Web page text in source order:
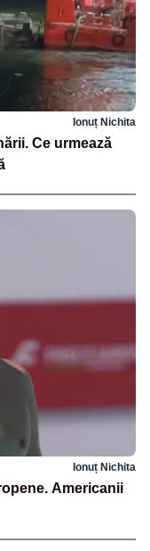
Ionuț Nichita
Ce urmează
Ionuț Nichita
Americanii